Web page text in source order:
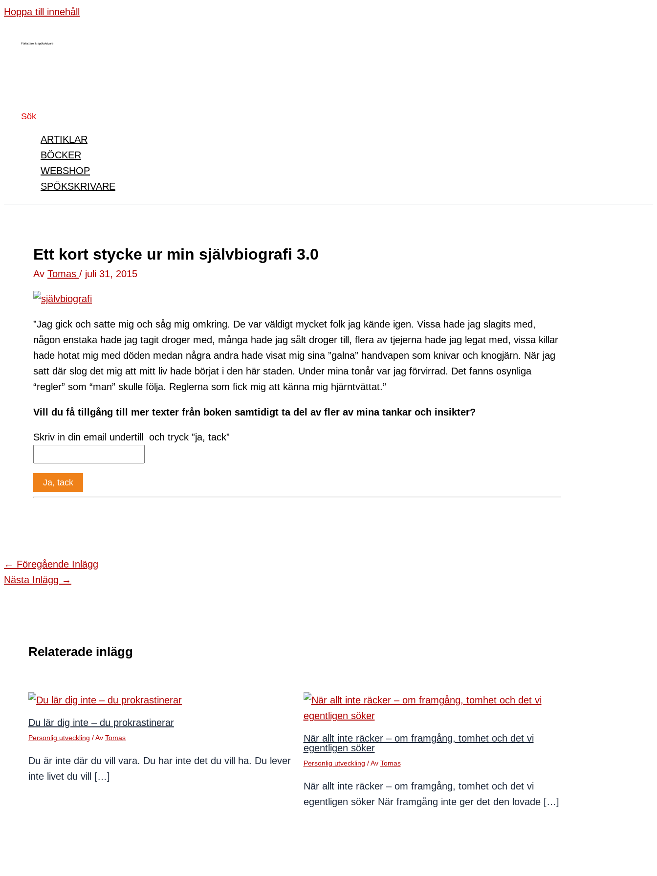
Hoppa till innehåll
Författare & spökskrivare
Sök
ARTIKLAR
BÖCKER
WEBSHOP
SPÖKSKRIVARE
Ett kort stycke ur min självbiografi 3.0
Av Tomas / juli 31, 2015
”Jag gick och satte mig och såg mig omkring. De var väldigt mycket folk jag kände igen. Vissa hade jag slagits med,
någon enstaka hade jag tagit droger med, många hade jag sålt droger till, flera av tjejerna hade jag legat med, vissa killar
hade hotat mig med döden medan några andra hade visat mig sina ”galna” handvapen som knivar och knogjärn. När jag
satt där slog det mig att mitt liv hade börjat i den här staden. Under mina tonår var jag förvirrad. Det fanns osynliga
“regler” som “man” skulle följa. Reglerna som fick mig att känna mig hjärntvättat.”
Vill du få tillgång till mer texter från boken samtidigt ta del av fler av mina tankar och insikter?
Skriv in din email undertill och tryck ”ja, tack”
← Föregående Inlägg
Nästa Inlägg →
Relaterade inlägg
Du lär dig inte – du prokrastinerar
Personlig utveckling / Av Tomas
Du är inte där du vill vara. Du har inte det du vill ha. Du lever
inte livet du vill […]
När allt inte räcker – om framgång, tomhet och det vi
egentligen söker
Personlig utveckling / Av Tomas
När allt inte räcker – om framgång, tomhet och det vi
egentligen söker När framgång inte ger det den lovade […]